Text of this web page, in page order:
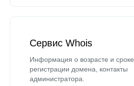
Сервис Whois
Информация о возрасте и сроке
регистрации домена, контакты
администратора.